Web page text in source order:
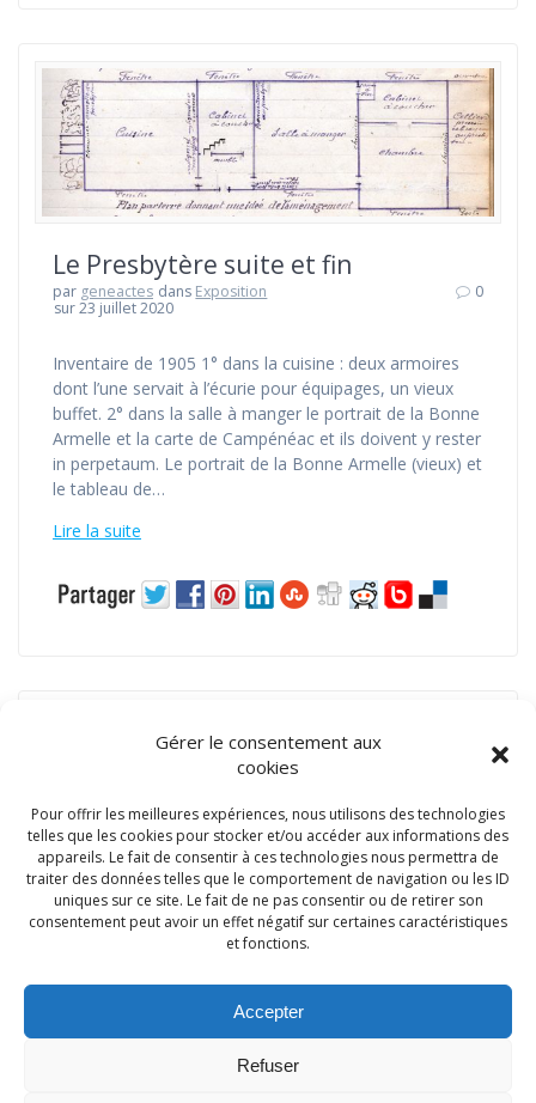
Gérer le consentement aux
cookies
Pour offrir les meilleures expériences, nous utilisons des technologies
telles que les cookies pour stocker et/ou accéder aux informations des
appareils. Le fait de consentir à ces technologies nous permettra de
traiter des données telles que le comportement de navigation ou les ID
uniques sur ce site. Le fait de ne pas consentir ou de retirer son
consentement peut avoir un effet négatif sur certaines caractéristiques
et fonctions.
Accepter
Refuser
Le Presbytère suite et fin
par geneactes dans Exposition
sur 23 juillet 2020
0
Inventaire de 1905 1° dans la cuisine : deux armoires
dont l’une servait à l’écurie pour équipages, un vieux
buffet. 2° dans la salle à manger le portrait de la Bonne
Armelle et la carte de Campénéac et ils doivent y rester
in perpetaum. Le portrait de la Bonne Armelle (vieux) et
le tableau de…
Lire la suite
Pontagasnier et Pont-Garnier
Histoire